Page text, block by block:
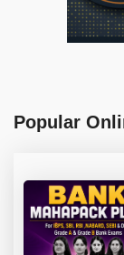
Popular